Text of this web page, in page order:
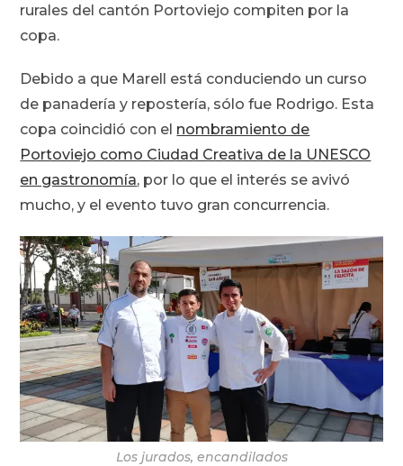
rurales del cantón Portoviejo compiten por la
copa.
Debido a que Marell está conduciendo un curso
de panadería y repostería, sólo fue Rodrigo. Esta
copa coincidió con el nombramiento de
Portoviejo como Ciudad Creativa de la UNESCO
en gastronomía, por lo que el interés se avivó
mucho, y el evento tuvo gran concurrencia.
Los jurados, encandilados